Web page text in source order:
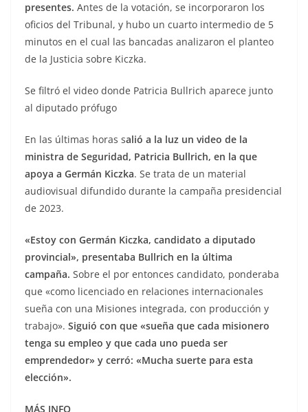
presentes. Antes de la votación, se incorporaron los
oficios del Tribunal, y hubo un cuarto intermedio de 5
minutos en el cual las bancadas analizaron el planteo
de la Justicia sobre Kiczka.
Se filtró el video donde Patricia Bullrich aparece junto
al diputado prófugo
En las últimas horas salió a la luz un video de la
ministra de Seguridad, Patricia Bullrich, en la que
apoya a Germán Kiczka. Se trata de un material
audiovisual difundido durante la campaña presidencial
de 2023.
«Estoy con Germán Kiczka, candidato a diputado
provincial», presentaba Bullrich en la última
campaña. Sobre el por entonces candidato, ponderaba
que «como licenciado en relaciones internacionales
sueña con una Misiones integrada, con producción y
trabajo». Siguió con que «sueña que cada misionero
tenga su empleo y que cada uno pueda ser
emprendedor» y cerró: «Mucha suerte para esta
elección».
MÁS INFO